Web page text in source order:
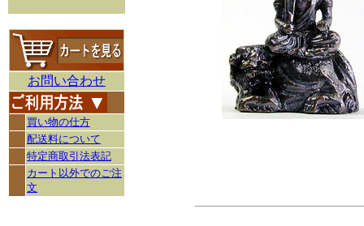
お問い合わせ
買い物の仕方
配送料について
特定商取引法表記
カート以外でのご注
文